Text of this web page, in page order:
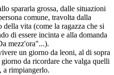
spararla grossa, dalle situazioni
comune, travolta dalla
vita (come la ragazza che si
di essere incinta e alla domanda
mezz'ora"...).
un giorno da leoni, al di sopra
da ricordare che valga quelli
a rimpiangerlo.